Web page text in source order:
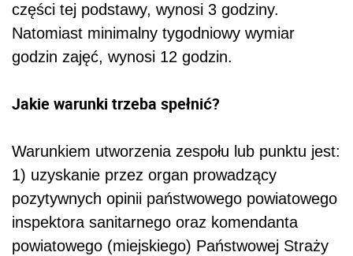
części tej podstawy, wynosi 3 godziny.
Natomiast minimalny tygodniowy wymiar
godzin zajęć, wynosi 12 godzin.
Jakie warunki trzeba spełnić?
Warunkiem utworzenia zespołu lub punktu jest:
1) uzyskanie przez organ prowadzący
pozytywnych opinii państwowego powiatowego
inspektora sanitarnego oraz komendanta
powiatowego (miejskiego) Państwowej Straży